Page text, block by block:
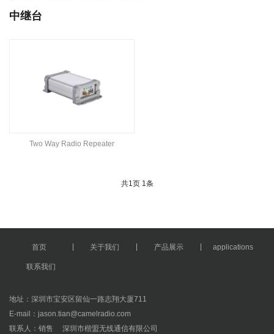
中继台
Two Way Radio Repeater
共1页 1条
首页 关于我们 产品展示 applications
联系我们
地址：深圳市宝安区留仙一路志翔大厦711
E-mail：jason.tian@camelradio.com
联系人：销售 深圳市楷盟无线通信有限公司